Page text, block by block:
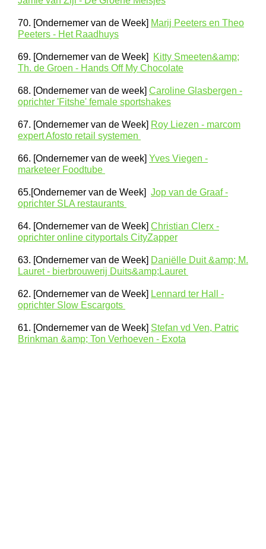
70. [Ondernemer van de Week] Marij Peeters en Theo
Peeters - Het Raadhuys
69. [Ondernemer van de Week]
Kitty Smeeten&amp;
Th. de Groen - Hands Off My Chocolate
68. [Ondernemer van de week] Caroline Glasbergen -
oprichter 'Fitshe' female sportshakes
67. [Ondernemer van de Week] Roy Liezen - marcom
expert Afosto retail systemen
66. [Ondernemer van de week] Yves Viegen -
marketeer Foodtube
65.[Ondernemer van de Week] Jop van de Graaf -
oprichter SLA restaurants
64. [Ondernemer van de Week] Christian Clerx -
oprichter online cityportals CityZapper
63. [Ondernemer van de Week] Daniëlle Duit &amp; M.
Lauret - bierbrouwerij Duits&amp;Lauret
62. [Ondernemer van de Week] Lennard ter Hall -
oprichter Slow Escargots
61. [Ondernemer van de Week] Stefan vd Ven, Patric
Brinkman &amp; Ton Verhoeven - Exota